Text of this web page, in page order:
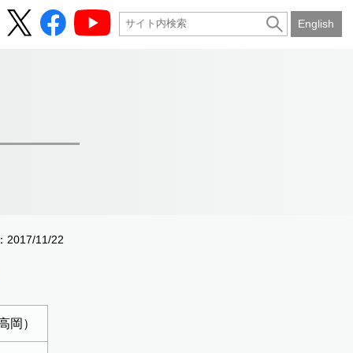
English
2017/11/22
岡）